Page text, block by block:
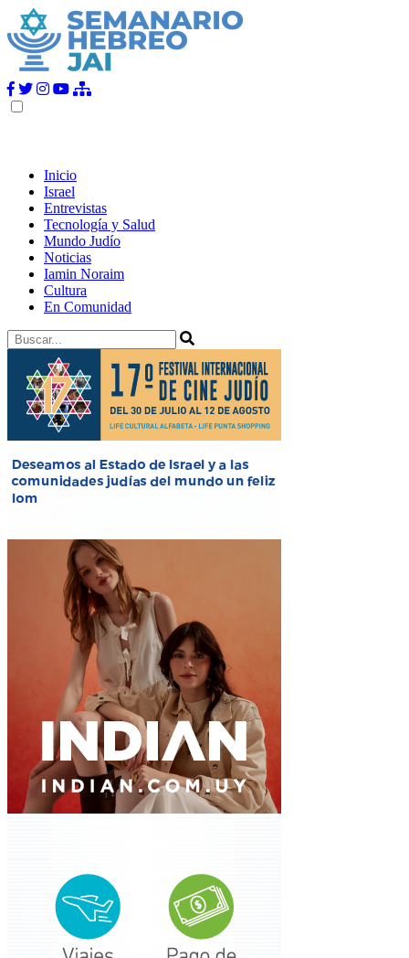
Inicio
Israel
Entrevistas
Tecnología y Salud
Mundo Judío
Noticias
Iamin Noraim
Cultura
En Comunidad